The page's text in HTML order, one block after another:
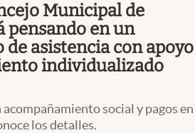
Municipal de
pensando en un
asistencia con apoyo
individualizado
social y pagos en
los detalles.